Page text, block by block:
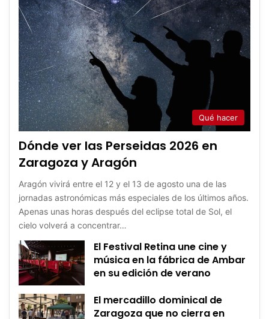
Qué hacer
Dónde ver las Perseidas 2026 en
Zaragoza y Aragón
Aragón vivirá entre el 12 y el 13 de agosto una de las
jornadas astronómicas más especiales de los últimos años.
Apenas unas horas después del eclipse total de Sol, el
cielo volverá a concentrar…
El Festival Retina une cine y
música en la fábrica de Ambar
en su edición de verano
El mercadillo dominical de
Zaragoza que no cierra en